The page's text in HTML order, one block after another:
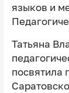
языков и
Татьяна
посвятила